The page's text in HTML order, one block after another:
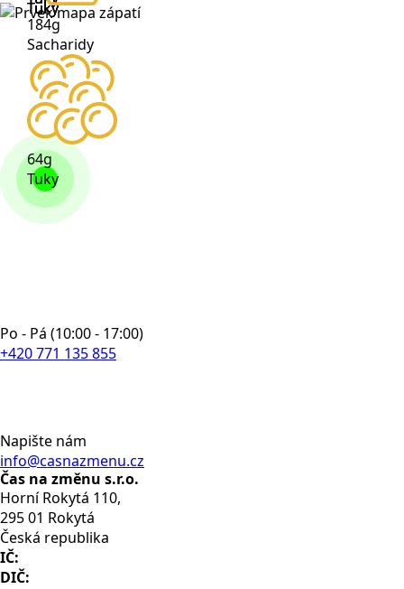
Po - Pá (10:00 - 17:00)
+420 771 135 855
Napište nám
info@casnazmenu.cz
Čas na změnu s.r.o.
Horní Rokytá 110,
295 01 Rokytá
Česká republika
IČ:
DIČ:
Tuky
184g
Sacharidy
64g
Tuky
Tuky
Tuky